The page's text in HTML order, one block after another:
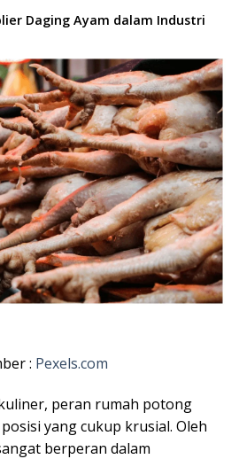
Daging Ayam dalam Industri
: Pexels.com
peran rumah potong
yang cukup krusial. Oleh
berperan dalam